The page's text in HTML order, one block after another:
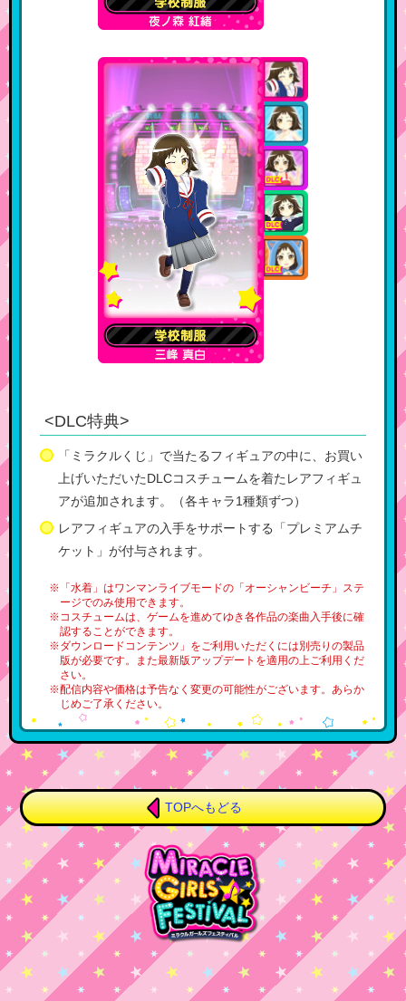
<DLC特典>
「ミラクルくじ」で当たるフィギュアの中に、お買い
上げいただいたDLCコスチュームを着たレアフィギュ
アが追加されます。（各キャラ1種類ずつ）
レアフィギュアの入手をサポートする「プレミアムチ
ケット」が付与されます。
※「水着」はワンマンライブモードの「オーシャンビーチ」ステ
ージでのみ使用できます。
※コスチュームは、ゲームを進めてゆき各作品の楽曲入手後に確
認することができます。
※ダウンロードコンテンツ」をご利用いただくには別売りの製品
版が必要です。また最新版アップデートを適用の上ご利用くだ
さい。
※配信内容や価格は予告なく変更の可能性がございます。あらか
じめご了承ください。
TOPへもどる